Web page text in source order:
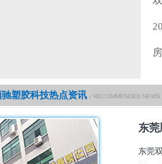
驰塑胶科技热点资讯 / RECOMMENDED NEWS
东莞
东莞